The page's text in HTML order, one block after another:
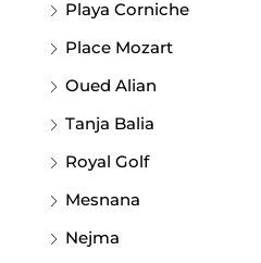
Playa Corniche
Place Mozart
Oued Alian
Tanja Balia
Royal Golf
Mesnana
Nejma